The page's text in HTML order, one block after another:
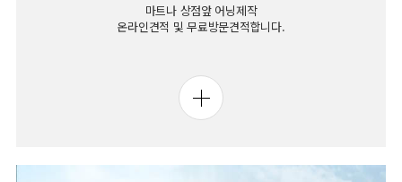
마트나 상점앞 어닝제작
온라인견적 및 무료방문견적합니다.